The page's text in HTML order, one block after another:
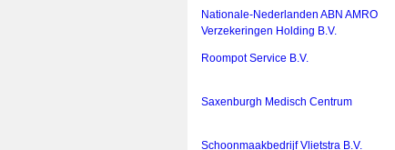
Nationale-Nederlanden ABN AMRO
Verzekeringen Holding B.V.
Roompot Service B.V.
Saxenburgh Medisch Centrum
Schoonmaakbedrijf Vlietstra B.V.